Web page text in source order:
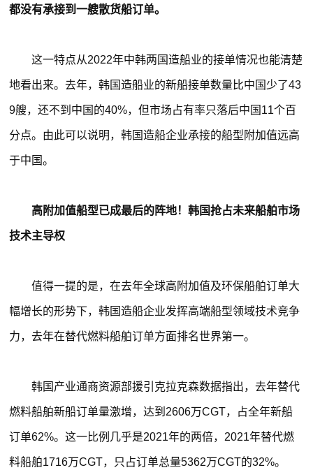
都没有承接到一艘散货船订单。
这一特点从2022年中韩两国造船业的接单情况也能清楚
地看出来。去年，韩国造船业的新船接单数量比中国少了43
9艘，还不到中国的40%，但市场占有率只落后中国11个百
分点。由此可以说明，韩国造船企业承接的船型附加值远高
于中国。
高附加值船型已成最后的阵地！韩国抢占未来船舶市场
技术主导权
值得一提的是，在去年全球高附加值及环保船舶订单大
幅增长的形势下，韩国造船企业发挥高端船型领域技术竞争
力，去年在替代燃料船舶订单方面排名世界第一。
韩国产业通商资源部援引克拉克森数据指出，去年替代
燃料船舶新船订单量激增，达到2606万CGT，占全年新船
订单62%。这一比例几乎是2021年的两倍，2021年替代燃
料船舶1716万CGT，只占订单总量5362万CGT的32%。